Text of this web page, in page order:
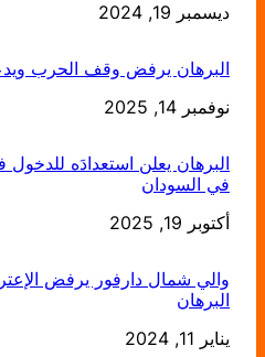
التاريخ
ديسمبر 19, 2024
البرهان يرفض وقف الحرب
التاريخ
نوفمبر 14, 2025
البرهان يعلن استعدادَه
في السودان
التاريخ
أكتوبر 19, 2025
والي شمال دارفور يرفض
البرهان
التاريخ
يناير 11, 2024